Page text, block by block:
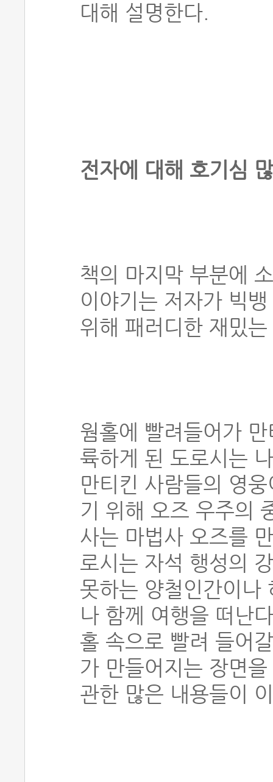
대해 설명한다.
전자에 대해 호기심
책의 마지막 부분에
이야기는 저자가 빅
위해 패러디한 재밌
웜홀에 빨려들어가
륙하게 된 도로시는
만티킨 사람들의 영
기 위해 오즈 우주의
사는 마법사 오즈를
로시는 자석 행성의
못하는 양철인간이나
나 함께 여행을 떠난
홀 속으로 빨려 들어
가 만들어지는 장면
관한 많은 내용들이